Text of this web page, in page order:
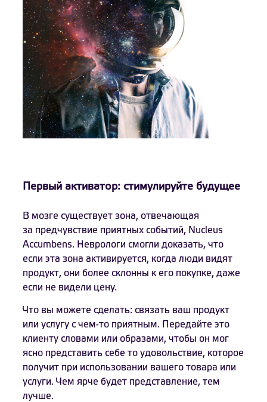
Первый активатор: стимулируйте будущее
В мозге существует зона, отвечающая
за предчувствие приятных событий, Nucleus
Accumbens. Неврологи смогли доказать, что
если эта зона активируется, когда люди видят
продукт, они более склонны к его покупке, даже
если не видели цену.
Что вы можете сделать: связать ваш продукт
или услугу с чем-то приятным. Передайте это
клиенту словами или образами, чтобы он мог
ясно представить себе то удовольствие, которое
получит при использовании вашего товара или
услуги. Чем ярче будет представление, тем
лучше.